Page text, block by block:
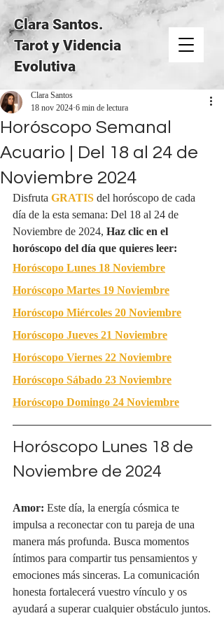
Clara Santos.
Tarot y Videncia
Evolutiva
Horóscopo Semanal
Acuario | Del 18 al 24 de
Noviembre 2024
Clara Santos
18 nov 20246 min de lectura
Disfruta GRATISdel horóscopo de cada
día de la esta semana: Del 18 al 24 de
Noviembre de 2024, Haz clic en el
horóscopo del día que quieres leer:
Horóscopo Lunes 18 Noviembre
Horóscopo Martes 19 Noviembre
Horóscopo Miércoles 20 Noviembre
Horóscopo Jueves 21 Noviembre
Horóscopo Viernes 22 Noviembre
Horóscopo Sábado 23 Noviembre
Horóscopo Domingo 24 Noviembre
Horóscopo Lunes 18 de
Noviembre de 2024
Amor: Este día, la energía cósmica te
impulsa a reconectar con tu pareja de una
manera más profunda. Busca momentos
íntimos para compartir tus pensamientos y
emociones más sinceras. La comunicación
honesta fortalecerá vuestro vínculo y os
ayudará a superar cualquier obstáculo juntos.